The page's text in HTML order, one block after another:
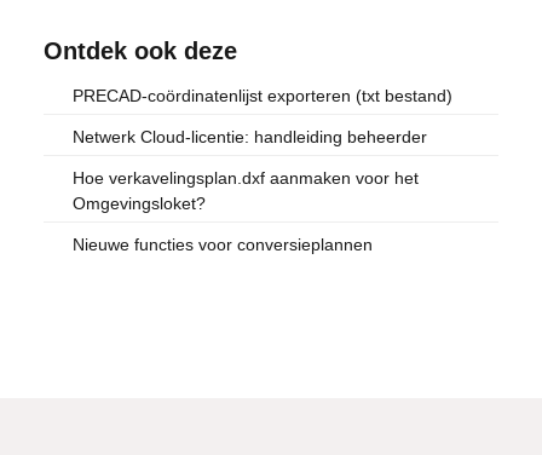
Ontdek ook deze
PRECAD-coördinatenlijst exporteren (txt bestand)
Netwerk Cloud-licentie: handleiding beheerder
Hoe verkavelingsplan.dxf aanmaken voor het
Omgevingsloket?
Nieuwe functies voor conversieplannen